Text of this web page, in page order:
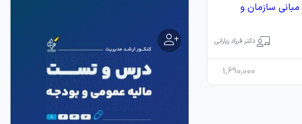
سازمان و
دکتر فرزاد زیارانی
1,690,000